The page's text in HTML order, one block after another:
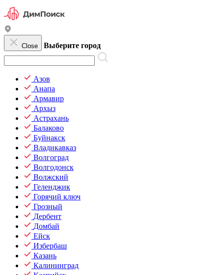
Close Выберите город
Азов
Анапа
Армавир
Архыз
Астрахань
Балаково
Буйнакск
Владикавказ
Волгоград
Волгодонск
Волжский
Геленджик
Горячий ключ
Грозный
Дербент
Домбай
Ейск
Избербаш
Казань
Калининград